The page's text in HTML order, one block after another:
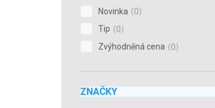
Novinka
0
Tip
0
Zvýhodněná cena
0
ZNAČKY